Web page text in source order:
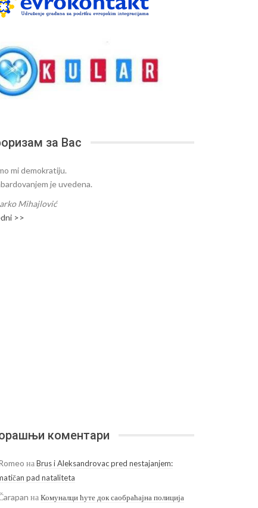
за Вас
mi demokratiju.
je uvedena.
Mihajlović
>>
коментари
наBrus i Aleksandrovac pred nestajanjem:
pad nataliteta
наКомуналци ћуте док саобраћајна полиција